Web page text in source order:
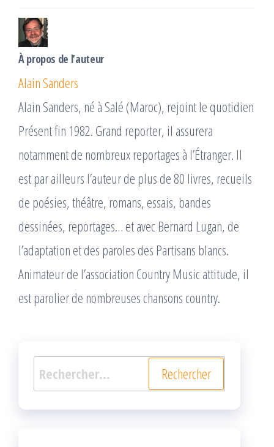
À propos de l’auteur
Alain Sanders
Alain Sanders, né à Salé (Maroc), rejoint le quotidien
Présent fin 1982. Grand reporter, il assurera
notamment de nombreux reportages à l’Étranger. Il
est par ailleurs l’auteur de plus de 80 livres, recueils
de poésies, théâtre, romans, essais, bandes
dessinées, reportages… et avec Bernard Lugan, de
l’adaptation et des paroles des Partisans blancs.
Animateur de l’association Country Music attitude, il
est parolier de nombreuses chansons country.
Rechercher :